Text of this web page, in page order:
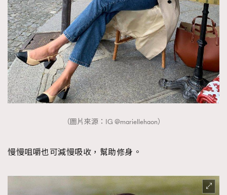
（圖片來源：IG @mariellehaon）
慢慢咀嚼也可減慢吸收，幫助修身。